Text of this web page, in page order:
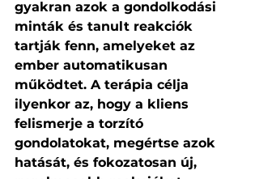
gyakran azok a gondolkodási
minták és tanult reakciók
tartják fenn, amelyeket az
ember automatikusan
működtet. A terápia célja
ilyenkor az, hogy a kliens
felismerje a torzító
gondolatokat, megértse azok
hatását, és fokozatosan új,